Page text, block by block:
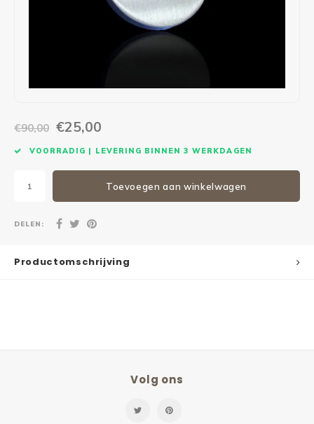
Andere pakjesbrievenbussen
€90,00 €25,00
VOORRADIG | LEVERING BINNEN 3 WERKDAGEN
Toevoegen aan winkelwagen
DELEN:
Productomschrijving
Volg ons